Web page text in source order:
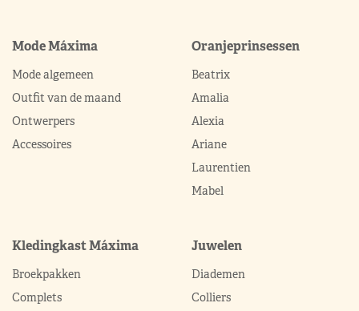
Mode Máxima
Mode algemeen
Outfit van de maand
Ontwerpers
Accessoires
Oranjeprinsessen
Beatrix
Amalia
Alexia
Ariane
Laurentien
Mabel
Kledingkast Máxima
Broekpakken
Complets
Juwelen
Diademen
Colliers